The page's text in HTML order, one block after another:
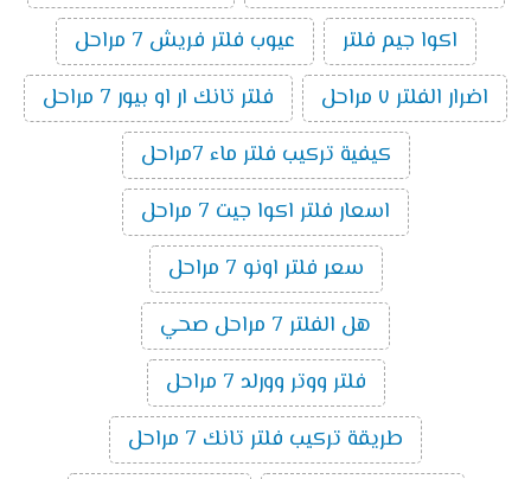
اكوا جيم فلتر
عيوب فلتر فريش 7 مراحل
اضرار الفلتر ٧ مراحل
فلتر تانك ار او بيور 7 مراحل
كيفية تركيب فلتر ماء 7مراحل
اسعار فلتر اكوا جيت 7 مراحل
سعر فلتر اونو 7 مراحل
هل الفلتر 7 مراحل صحي
فلتر ووتر وورلد 7 مراحل
طريقة تركيب فلتر تانك 7 مراحل